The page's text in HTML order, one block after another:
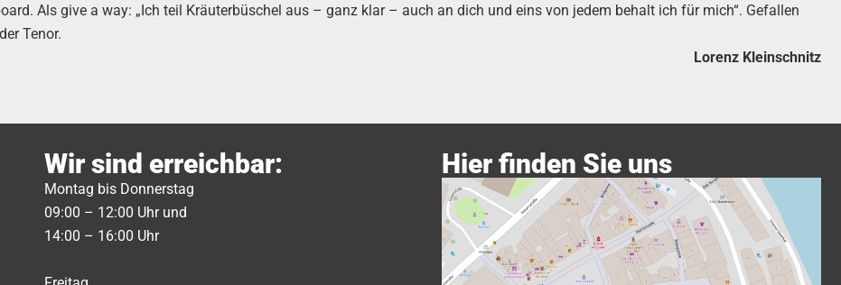
Als give a way: „Ich teil Kräuterbüschel aus – ganz klar – auch an dich und eins von jedem behalt ich für mich“. Gefallen
Tenor.
Lorenz Kleinschnitz
Wir sind erreichbar:
Montag bis Donnerstag
09:00 – 12:00 Uhr und
14:00 – 16:00 Uhr
Hier finden Sie uns